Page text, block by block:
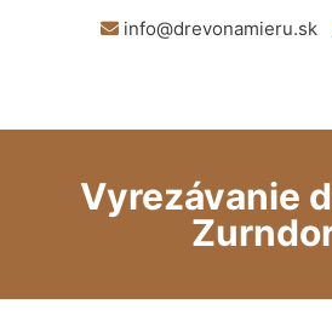
info@drevonamieru.sk
Vyrezávanie